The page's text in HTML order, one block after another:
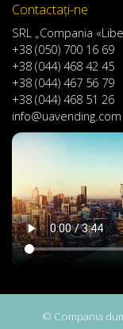
Contactaţi-ne
SRL „Compania
+38 (050) 700 16 69
+38 (044) 468 42 45
+38 (044) 467 56 79
+38 (044) 468 51 26
info@uavending.com
© Compania